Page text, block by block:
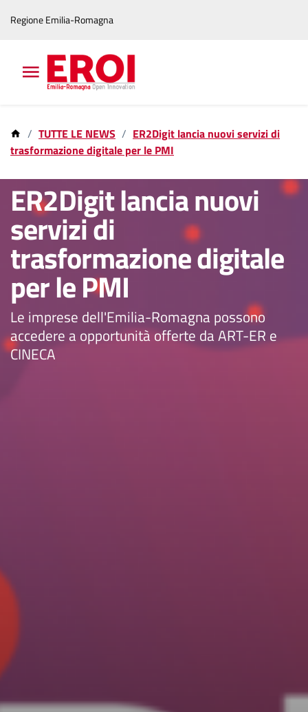
Regione Emilia-Romagna
TUTTE LE NEWS
ER2Digit lancia nuovi servizi di
trasformazione digitale per le PMI
ER2Digit lancia nuovi
servizi di
trasformazione digitale
per le PMI
Le imprese dell'Emilia-Romagna possono
accedere a opportunità offerte da ART-ER e
CINECA